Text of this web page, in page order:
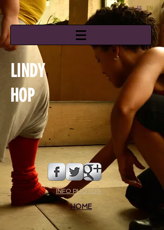
ES EN
LINDY
HOP
INFO PHOTOS
HOME